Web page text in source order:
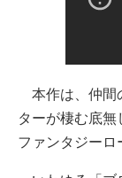
本作は、仲間
ターが棲む底
ファンタジーロ